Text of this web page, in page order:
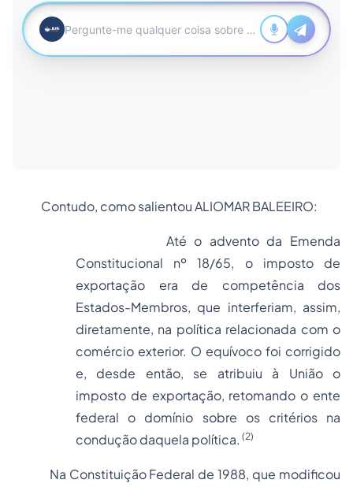
Contudo, como salientou ALIOMAR BALEEIRO:
Até o advento da Emenda
Constitucional nº 18/65, o imposto de
exportação era de competência dos
Estados-Membros, que interferiam, assim,
diretamente, na política relacionada com o
comércio exterior. O equívoco foi corrigido
e, desde então, se atribuiu à União o
imposto de exportação, retomando o ente
federal o domínio sobre os critérios na
condução daquela política. (2)
Na Constituição Federal de 1988, que modificou